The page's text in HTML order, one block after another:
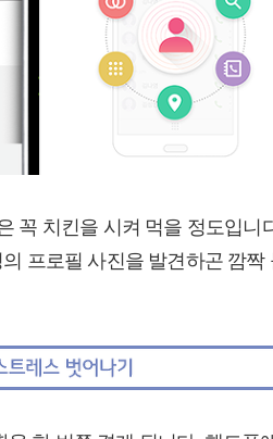
꼭 치킨을 시켜 먹을 정도입니
프로필 사진을 발견하곤 깜짝